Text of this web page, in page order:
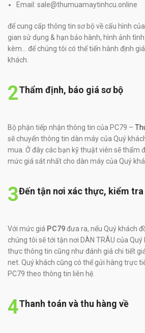
Email: sale@thumuamaytinhcu.online
để cung cấp thông tin sơ bộ về cấu hình
gian sử dụng & hạn bảo hành, hình ảnh
kèm… để chúng tôi có thể tiến hành định
khách.
2Thẩm định, báo giá sơ bộ
Bộ phận tiếp nhận thông tin của PC79 –
sẽ chuyển thông tin dàn máy của Quý
mua. Ở đây các bạn kỹ thuật viên sẽ thẩm
mức giá sát nhất cho dàn máy của Quý
3Đến tận nơi xác thực, kiểm tra
Với mức giá PC79đưa ra, nếu Quý khách
chúng tôi sẽ tới tận nơi DÀN TRÂU của
thực thông tin cũng như đánh giá chi tiết
net. Quý khách cũng có thể gửi hàng trực
PC79 theo thông tin liên hệ.
4Thanh toán và thu hàng về